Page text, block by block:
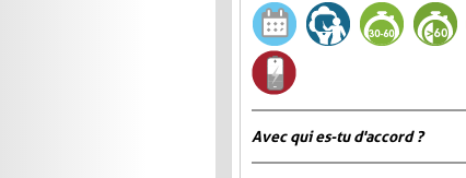
Avec qui es-tu d'accord ?